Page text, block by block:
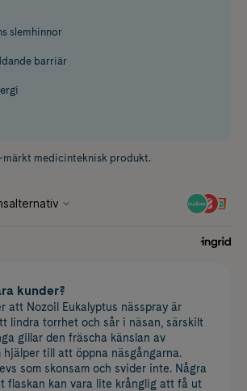
slemhinnor
barriär
märkt medicinteknisk produkt.
kunder?
att Nozoil Eukalyptus nässpray är
lindra torrhet och sår i näsan, särskilt
gillar den fräscha känslan av
hjälper till att öppna näsgångarna.
som skonsam och svider inte. Några
flaskan kan vara lite krånglig att få ut